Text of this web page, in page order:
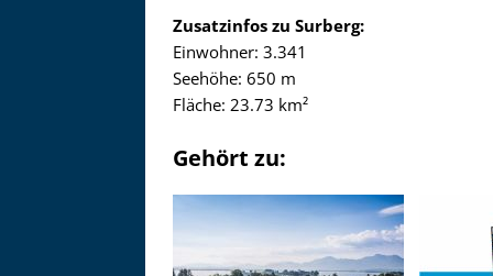
Zusatzinfos zu Surberg:
Einwohner: 3.341
Seehöhe: 650 m
Fläche: 23.73 km²
Gehört zu: